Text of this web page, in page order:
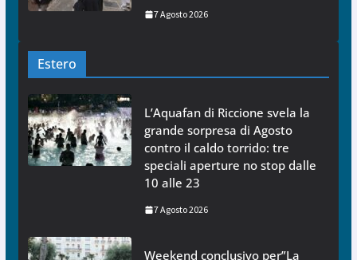
7 Agosto 2026
Estero
L’Aquafan di Riccione svela la
grande sorpresa di Agosto
contro il caldo torrido: tre
speciali aperture no stop dalle
10 alle 23
7 Agosto 2026
Weekend conclusivo per”La